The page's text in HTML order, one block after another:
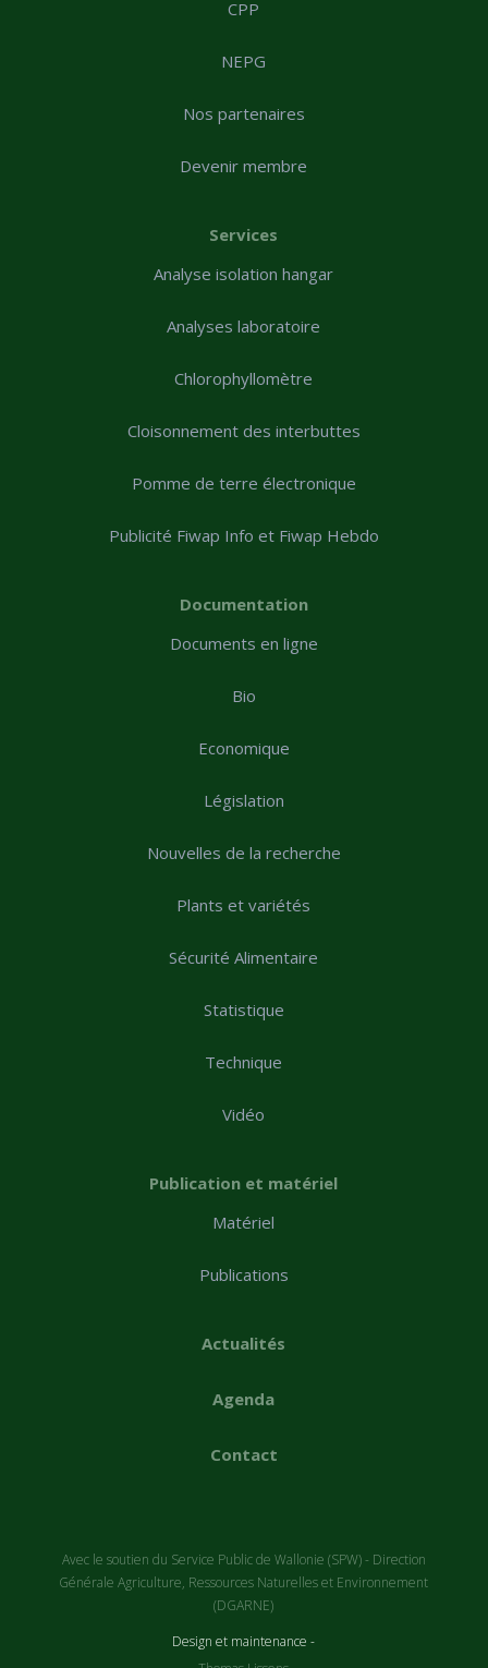
CPP
NEPG
Nos partenaires
Devenir membre
Services
Analyse isolation hangar
Analyses laboratoire
Chlorophyllomètre
Cloisonnement des interbuttes
Pomme de terre électronique
Publicité Fiwap Info et Fiwap Hebdo
Documentation
Documents en ligne
Bio
Economique
Législation
Nouvelles de la recherche
Plants et variétés
Sécurité Alimentaire
Statistique
Technique
Vidéo
Publication et matériel
Matériel
Publications
Actualités
Agenda
Contact
Avec le soutien du Service Public de Wallonie (SPW) - Direction
Générale Agriculture, Ressources Naturelles et Environnement
(DGARNE)
Design et maintenance -